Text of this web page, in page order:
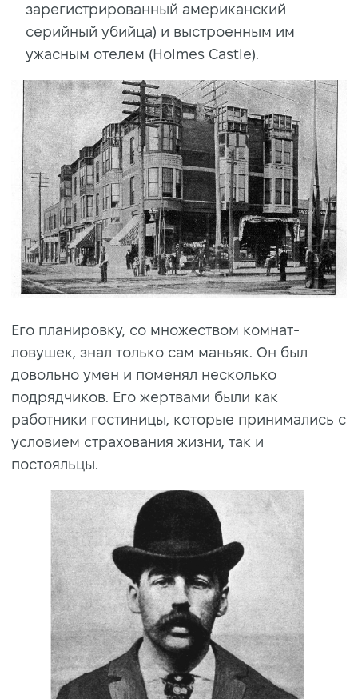
зарегистрированный американский
серийный убийца) и выстроенным им
ужасным отелем (Holmes Castle).
Его планировку, со множеством комнат-
ловушек, знал только сам маньяк. Он был
довольно умен и поменял несколько
подрядчиков. Его жертвами были как
работники гостиницы, которые принимались с
условием страхования жизни, так и
постояльцы.